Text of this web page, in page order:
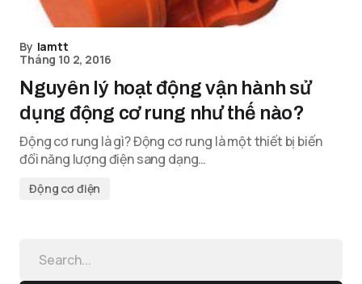
By lamtt
Tháng 10 2, 2016
Nguyên lý hoạt động vận hành sử
dụng động cơ rung như thế nào?
Động cơ rung là gì? Động cơ rung là một thiết bị biến
đổi năng lượng điện sang dạng…
Động cơ điện